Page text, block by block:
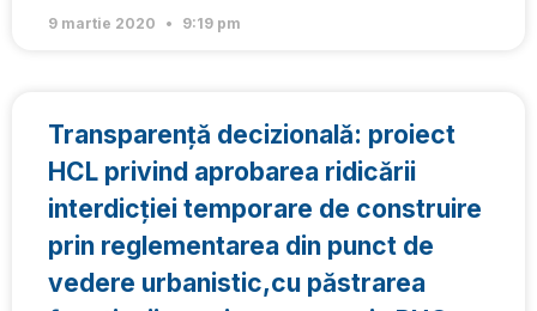
9 martie 2020 9:19 pm
Transparență decizională: proiect
HCL privind aprobarea ridicării
interdicției temporare de construire
prin reglementarea din punct de
vedere urbanistic,cu păstrarea